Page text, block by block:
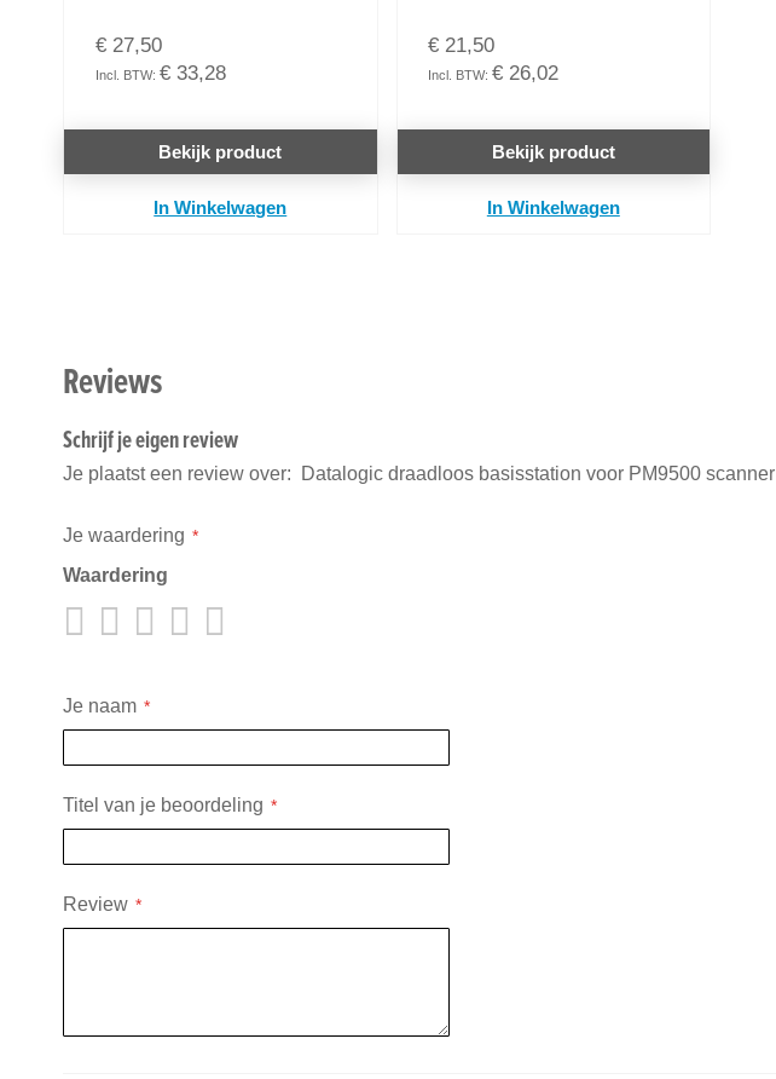
€ 27,50
€ 33,28
Bekijk product
In Winkelwagen
€ 21,50
€ 26,02
Bekijk product
In Winkelwagen
Reviews
Schrijf je eigen review
Je plaatst een review over: Datalogic draadloos basisstation voor PM9500 scanner
Je waardering
Waardering
1
star
2
stars
3
stars
4
stars
Je naam
Titel van je beoordeling
Review